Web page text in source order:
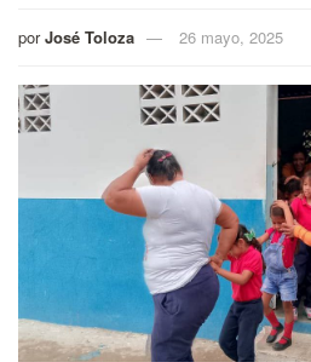
por José Toloza 26 mayo, 2025